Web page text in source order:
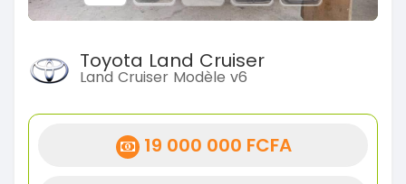
Toyota Land Cruiser
Land Cruiser Modèle v6
19 000 000 FCFA